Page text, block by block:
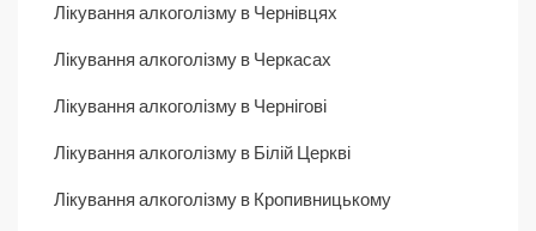
Лікування алкоголізму в Чернівцях
Лікування алкоголізму в Черкасах
Лікування алкоголізму в Чернігові
Лікування алкоголізму в Білій Церкві
Лікування алкоголізму в Кропивницькому